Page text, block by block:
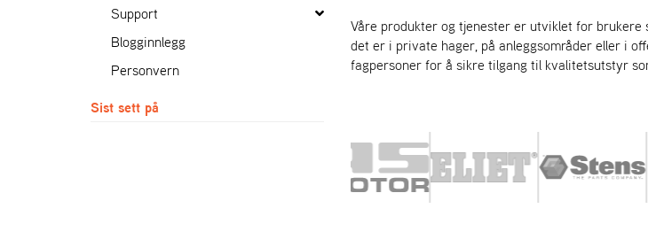
Support
Blogginnlegg
Personvern
Sist sett på
Våre produkter og tjenester er utviklet for
det er i private hager, på anleggsområder eller i
fagpersoner for å sikre tilgang til kvalitetsutstyr